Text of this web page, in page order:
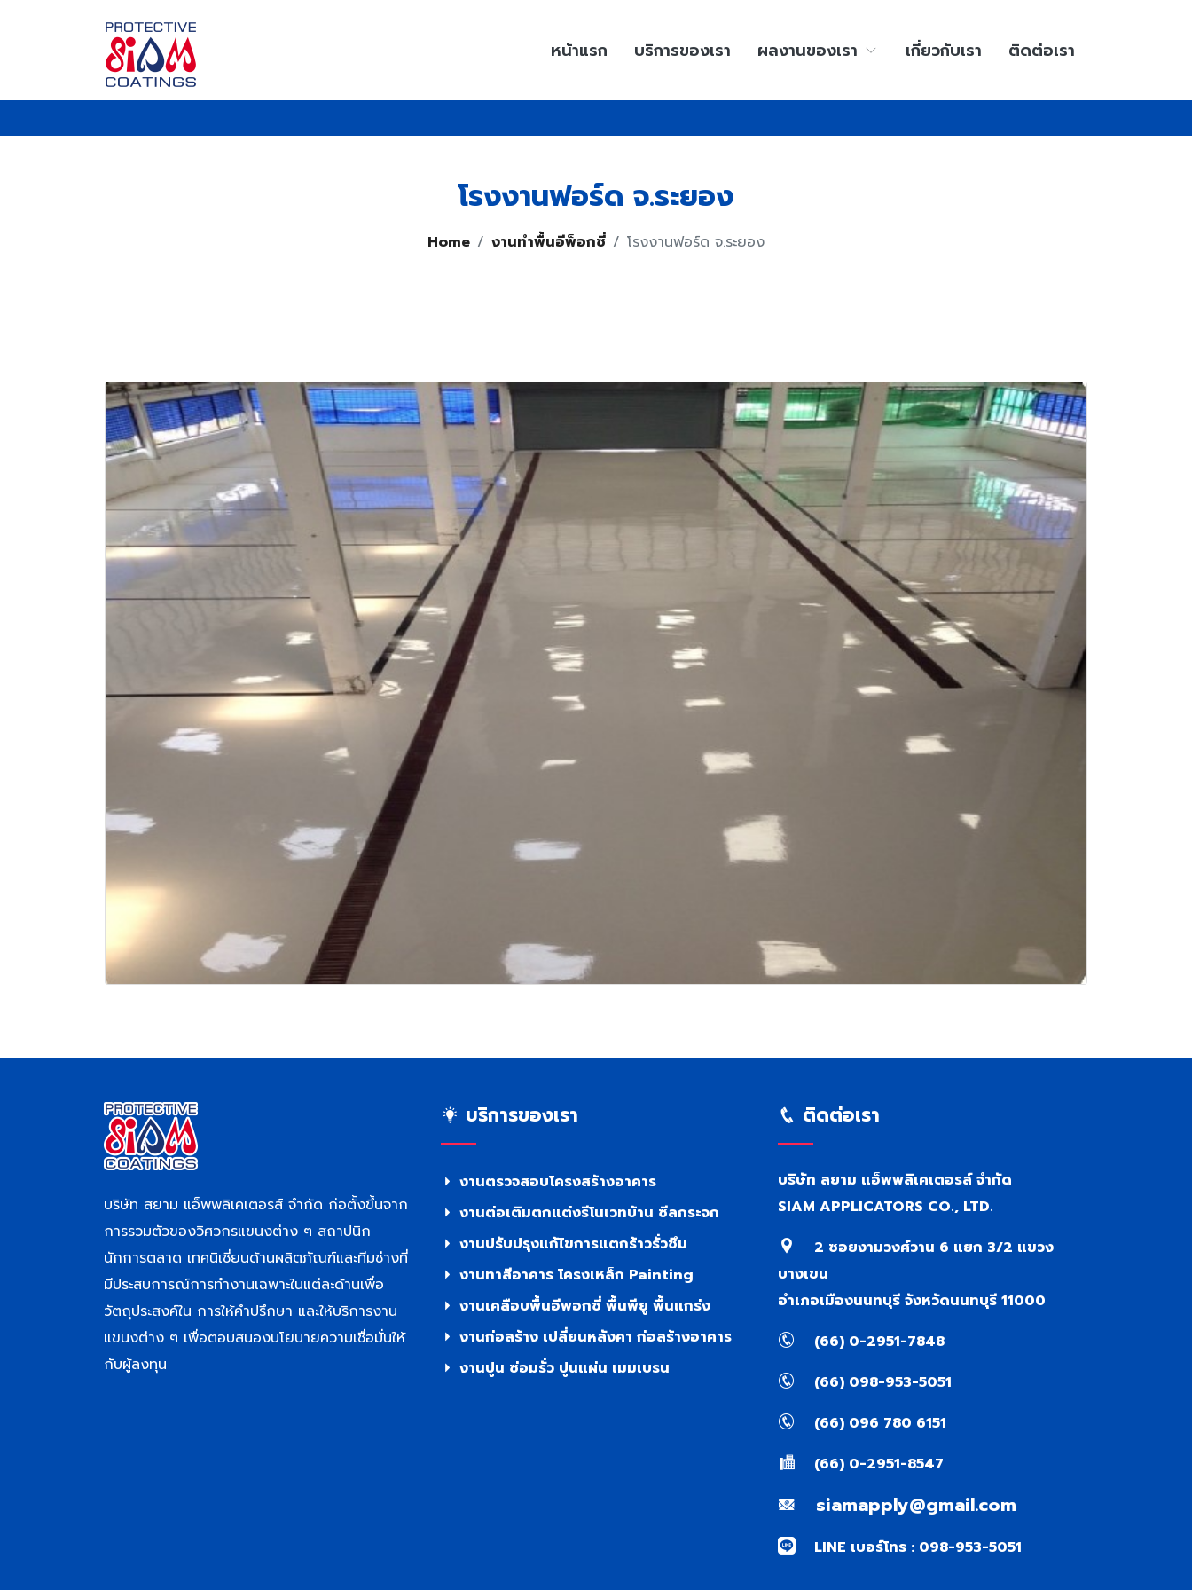
หน้าแรก บริการของเรา ผลงานของเรา เกี่ยวกับเรา ติดต่อเรา
โรงงานฟอร์ด จ.ระยอง
Home งานทำพื้นอีพ็อกซี่ โรงงานฟอร์ด จ.ระยอง
บริษัท สยาม แอ็พพลิเคเตอรส์ จำกัด ก่อตั้งขึ้นจาก
การรวมตัวของวิศวกรแขนงต่าง ๆ สถาปนิก
นักการตลาด เทคนิเชี่ยนด้านผลิตภัณฑ์และทีมช่างที่
มีประสบการณ์การทำงานเฉพาะในแต่ละด้านเพื่อ
วัตถุประสงค์ใน การให้คำปรึกษา และให้บริการงาน
แขนงต่าง ๆ เพื่อตอบสนองนโยบายความเชื่อมั่นให้
กับผู้ลงทุน
บริการของเรา
งานตรวจสอบโครงสร้างอาคาร
งานต่อเติมตกแต่งรีโนเวทบ้าน ซีลกระจก
งานปรับปรุงแก้ไขการแตกร้าวรั่วซึม
งานทาสีอาคาร โครงเหล็ก Painting
งานเคลือบพื้นอีพอกซี่ พื้นพียู พื้นแกร่ง
งานก่อสร้าง เปลี่ยนหลังคา ก่อสร้างอาคาร
งานปูน ซ่อมรั่ว ปูนแผ่น เมมเบรน
ติดต่อเรา
บริษัท สยาม แอ็พพลิเคเตอรส์ จำกัด
SIAM APPLICATORS CO., LTD.
2 ซอยงามวงศ์วาน 6 แยก 3/2 แขวง
บางเขน
อำเภอเมืองนนทบุรี จังหวัดนนทบุรี 11000
(66) 0-2951-7848
(66) 098-953-5051
(66) 096 780 6151
(66) 0-2951-8547
siamapply@gmail.com
LINE เบอร์โทร : 098-953-5051